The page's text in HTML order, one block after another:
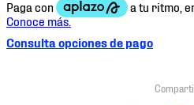
Consulta opciones de pago